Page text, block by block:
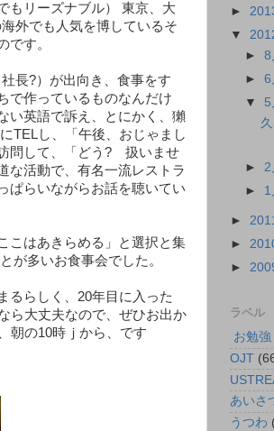
もリーズナブル） 東京、大
外でも人気を博しているそ
です。
長?）が出向き、食事をす
で作っているものなんだけ
い英語で訴え、とにかく、獺
TELし、「午後、おじゃまし
問して、「どう? 扱いませ
な活動で、有名一流レストラ
ぱらいながらお話を聴いてい
こはあきらめる」と選択と集
が多いお食事会でした。
るらしく、20年目に入った
ら大丈夫なので、ぜひお出か
朝の10時ｊから、です
►
▼
►8
►6
▼ 5
► 2
► 1
►
►
►
ラベル
 お勉強
OJT
あいさ
うつわ